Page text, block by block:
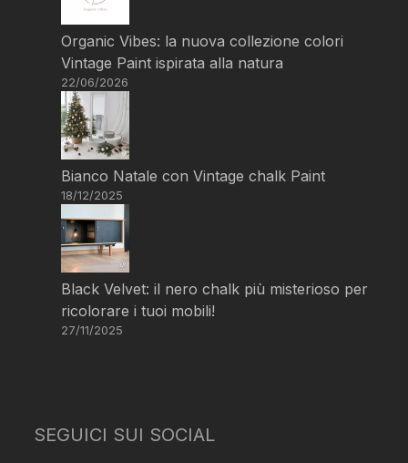
Organic Vibes: la nuova collezione colori
Vintage Paint ispirata alla natura
22/06/2026
Bianco Natale con Vintage chalk Paint
18/12/2025
Black Velvet: il nero chalk più misterioso per
ricolorare i tuoi mobili!
27/11/2025
SEGUICI SUI SOCIAL